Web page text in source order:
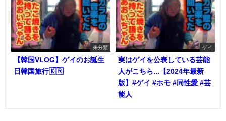
未分類
【韓国VLOG】ゲイのお誕生
日韓国旅行🇰🇷
ゲイ
実はゲイを公表している芸能
人がこちら...【2024年最新
版】#ゲイ #ホモ #同性愛 #芸
能人